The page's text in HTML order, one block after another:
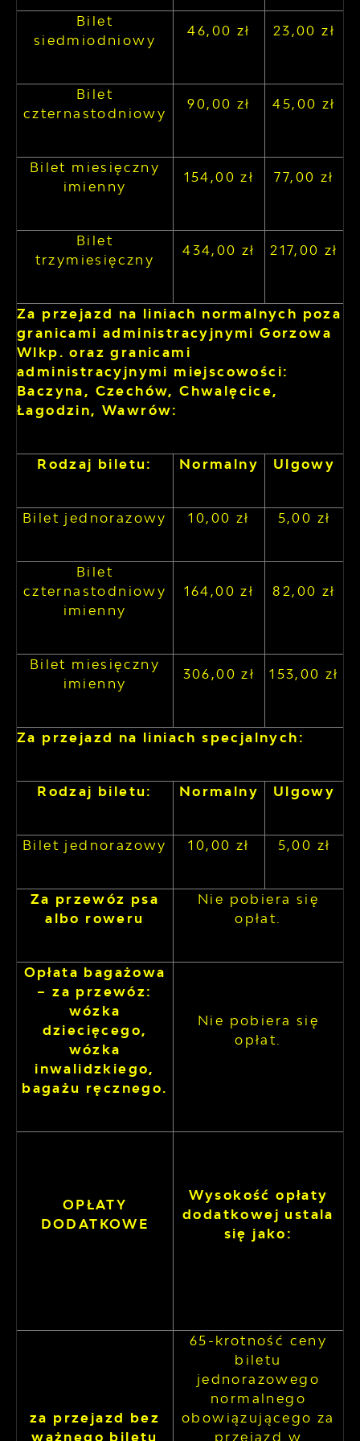
Bilet
siedmiodniowy
46,00 zł 23,00 zł
Bilet
czternastodniowy
90,00 zł 45,00 zł
Bilet miesięczny
imienny
154,00 zł 77,00 zł
Bilet
trzymiesięczny
434,00 zł 217,00 zł
Za przejazd na liniach normalnych poza
granicami administracyjnymi Gorzowa
Wlkp. oraz granicami
administracyjnymi miejscowości:
Baczyna, Czechów, Chwalęcice,
Łagodzin, Wawrów:
Rodzaj biletu: Normalny Ulgowy
Bilet jednorazowy 10,00 zł 5,00 zł
Bilet
czternastodniowy
imienny
164,00 zł 82,00 zł
Bilet miesięczny
imienny
306,00 zł 153,00 zł
Za przejazd na liniach specjalnych:
Rodzaj biletu: Normalny Ulgowy
Bilet jednorazowy 10,00 zł 5,00 zł
Za przewóz psa
albo roweru
Nie pobiera się
opłat.
Opłata bagażowa
– za przewóz:
wózka
dziecięcego,
wózka
inwalidzkiego,
bagażu ręcznego.
Nie pobiera się
opłat.
OPŁATY
DODATKOWE
Wysokość opłaty
dodatkowej ustala
się jako:
za przejazd bez
ważnego biletu
65-krotność ceny
biletu
jednorazowego
normalnego
obowiązującego za
przejazd w